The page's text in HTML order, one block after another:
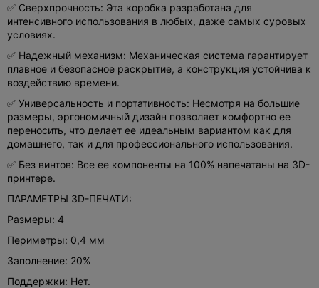
✅ Сверхпрочность: Эта коробка разработана для
интенсивного использования в любых, даже самых суровых
условиях.
✅ Надежный механизм: Механическая система гарантирует
плавное и безопасное раскрытие, а конструкция устойчива к
воздействию времени.
✅ Универсальность и портативность: Несмотря на большие
размеры, эргономичный дизайн позволяет комфортно ее
переносить, что делает ее идеальным вариантом как для
домашнего, так и для профессионального использования.
✅ Без винтов: Все ее компоненты на 100% напечатаны на 3D-
принтере.
ПАРАМЕТРЫ 3D-ПЕЧАТИ:
Размеры: 4
Периметры: 0,4 мм
Заполнение: 20%
Поддержки: Нет.